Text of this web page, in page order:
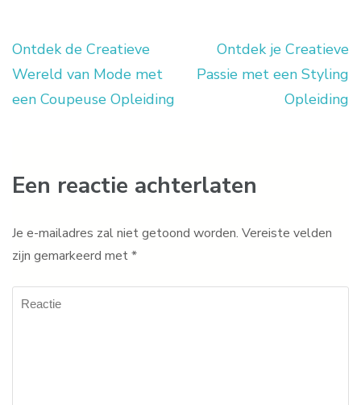
Berichtnavigatie
Ontdek de Creatieve
Wereld van Mode met
een Coupeuse Opleiding
Ontdek je Creatieve
Passie met een Styling
Opleiding
Een reactie achterlaten
Je e-mailadres zal niet getoond worden. Vereiste velden
zijn gemarkeerd met*
Reactie